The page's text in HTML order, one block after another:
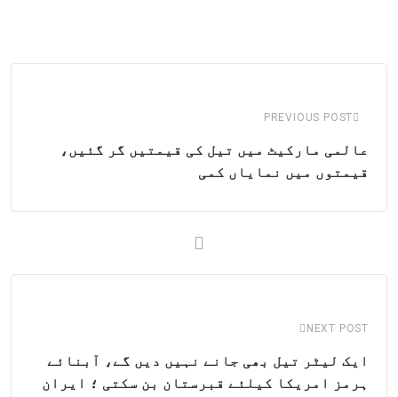
PREVIOUS POST
عالمی مارکیٹ میں تیل کی قیمتیں گر گئیں،
قیمتوں میں نمایاں کمی
NEXT POST
ایک لیٹر تیل بھی جانے نہیں دیں گے، آبنائے
ہرمز امریکا کیلئے قبرستان بن سکتی ؛ ایران